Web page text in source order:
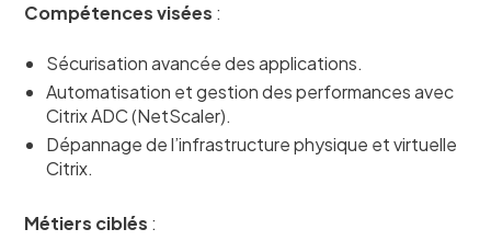
Compétences visées :
Sécurisation avancée des applications.
Automatisation et gestion des performances avec
Citrix ADC (NetScaler).
Dépannage de l’infrastructure physique et virtuelle
Citrix.
Métiers ciblés :